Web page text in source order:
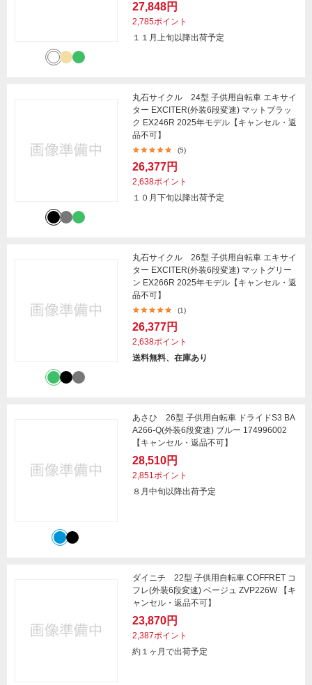
27,848円
2,785ポイント
１１月上旬以降出荷予定
丸石サイクル 24型 子供用自転車 エキサイ
ター EXCITER(外装6段変速) マットブラッ
ク EX246R 2025年モデル【キャンセル・返
品不可】
(5)
26,377円
2,638ポイント
１０月下旬以降出荷予定
丸石サイクル 26型 子供用自転車 エキサイ
ター EXCITER(外装6段変速) マットグリー
ン EX266R 2025年モデル【キャンセル・返
品不可】
(1)
26,377円
2,638ポイント
送料無料、在庫あり
あさひ 26型 子供用自転車 ドライドS3 BA
A266-Q(外装6段変速) ブルー 174996002
【キャンセル・返品不可】
28,510円
2,851ポイント
８月中旬以降出荷予定
ダイニチ 22型 子供用自転車 COFFRET コ
フレ(外装6段変速) ベージュ ZVP226W 【キ
ャンセル・返品不可】
23,870円
2,387ポイント
約１ヶ月で出荷予定